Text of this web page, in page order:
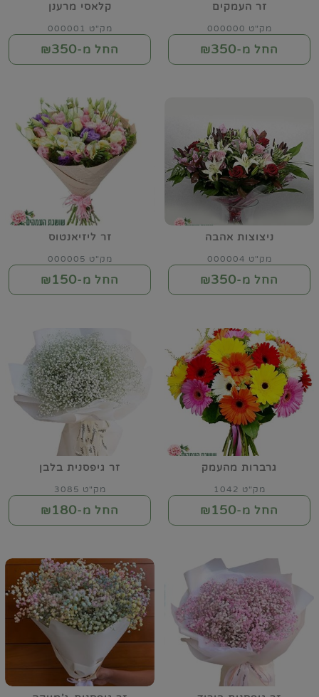
זר העמקים
מק"ט 000000
החל מ-₪350
קלאסי מרענן
מק"ט 000001
החל מ-₪350
ניצוצות אהבה
מק"ט 000004
החל מ-₪350
זר ליזיאנטוס
מק"ט 000005
החל מ-₪150
גרברות מהעמק
מק"ט 1042
החל מ-₪150
זר גיפסנית בלבן
מק"ט 3085
החל מ-₪180